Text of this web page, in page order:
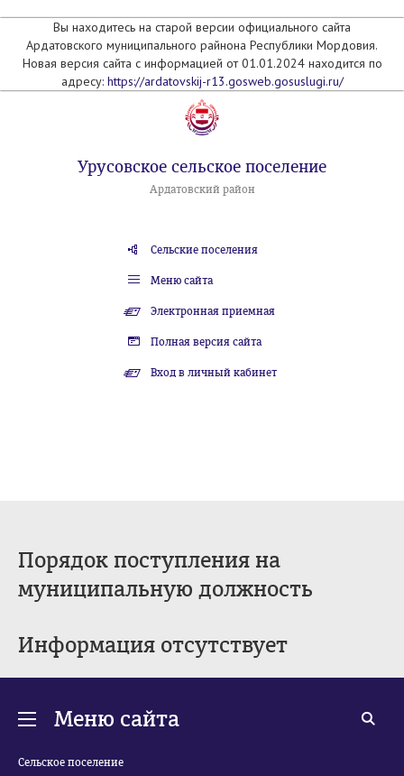
Вы находитесь на старой версии официального сайта
Ардатовского муниципального райнона Республики Мордовия.
Новая версия сайта с информацией от 01.01.2024 находится по
адресу: https://ardatovskij-r13.gosweb.gosuslugi.ru/
Урусовское сельское поселение
Ардатовский район
Сельские поселения
Меню сайта
Электронная приемная
Полная версия сайта
Вход в личный кабинет
Порядок поступления на
муниципальную должность
Информация отсутствует
Меню сайта
Сельское поселение